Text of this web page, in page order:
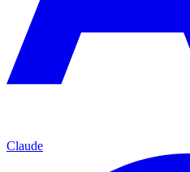
Claude